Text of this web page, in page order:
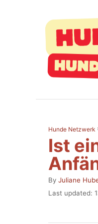
Hunde Netzwerk
Ist
By A
u
o
Juliane
PLast updated: